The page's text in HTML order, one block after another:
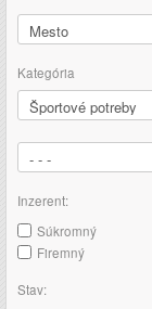
Kategória
Inzerent:
Súkromný
Firemný
Stav: